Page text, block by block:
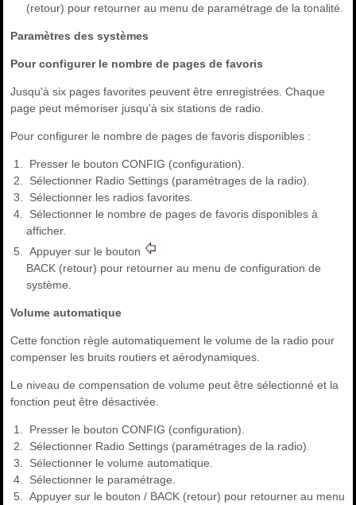
(retour) pour retourner au menu de paramétrage de la tonalité.
Paramètres des systèmes
Pour configurer le nombre de pages de favoris
Jusqu'à six pages favorites peuvent être enregistrées. Chaque
page peut mémoriser jusqu'à six stations de radio.
Pour configurer le nombre de pages de favoris disponibles :
Presser le bouton CONFIG (configuration).
Sélectionner Radio Settings (paramétrages de la radio).
Sélectionner les radios favorites.
Sélectionner le nombre de pages de favoris disponibles à
afficher.
Appuyer sur le bouton
BACK (retour) pour retourner au menu de configuration de
système.
Volume automatique
Cette fonction règle automatiquement le volume de la radio pour
compenser les bruits routiers et aérodynamiques.
Le niveau de compensation de volume peut être sélectionné et la
fonction peut être désactivée.
Presser le bouton CONFIG (configuration).
Sélectionner Radio Settings (paramétrages de la radio).
Sélectionner le volume automatique.
Sélectionner le paramétrage.
Appuyer sur le bouton / BACK (retour) pour retourner au menu